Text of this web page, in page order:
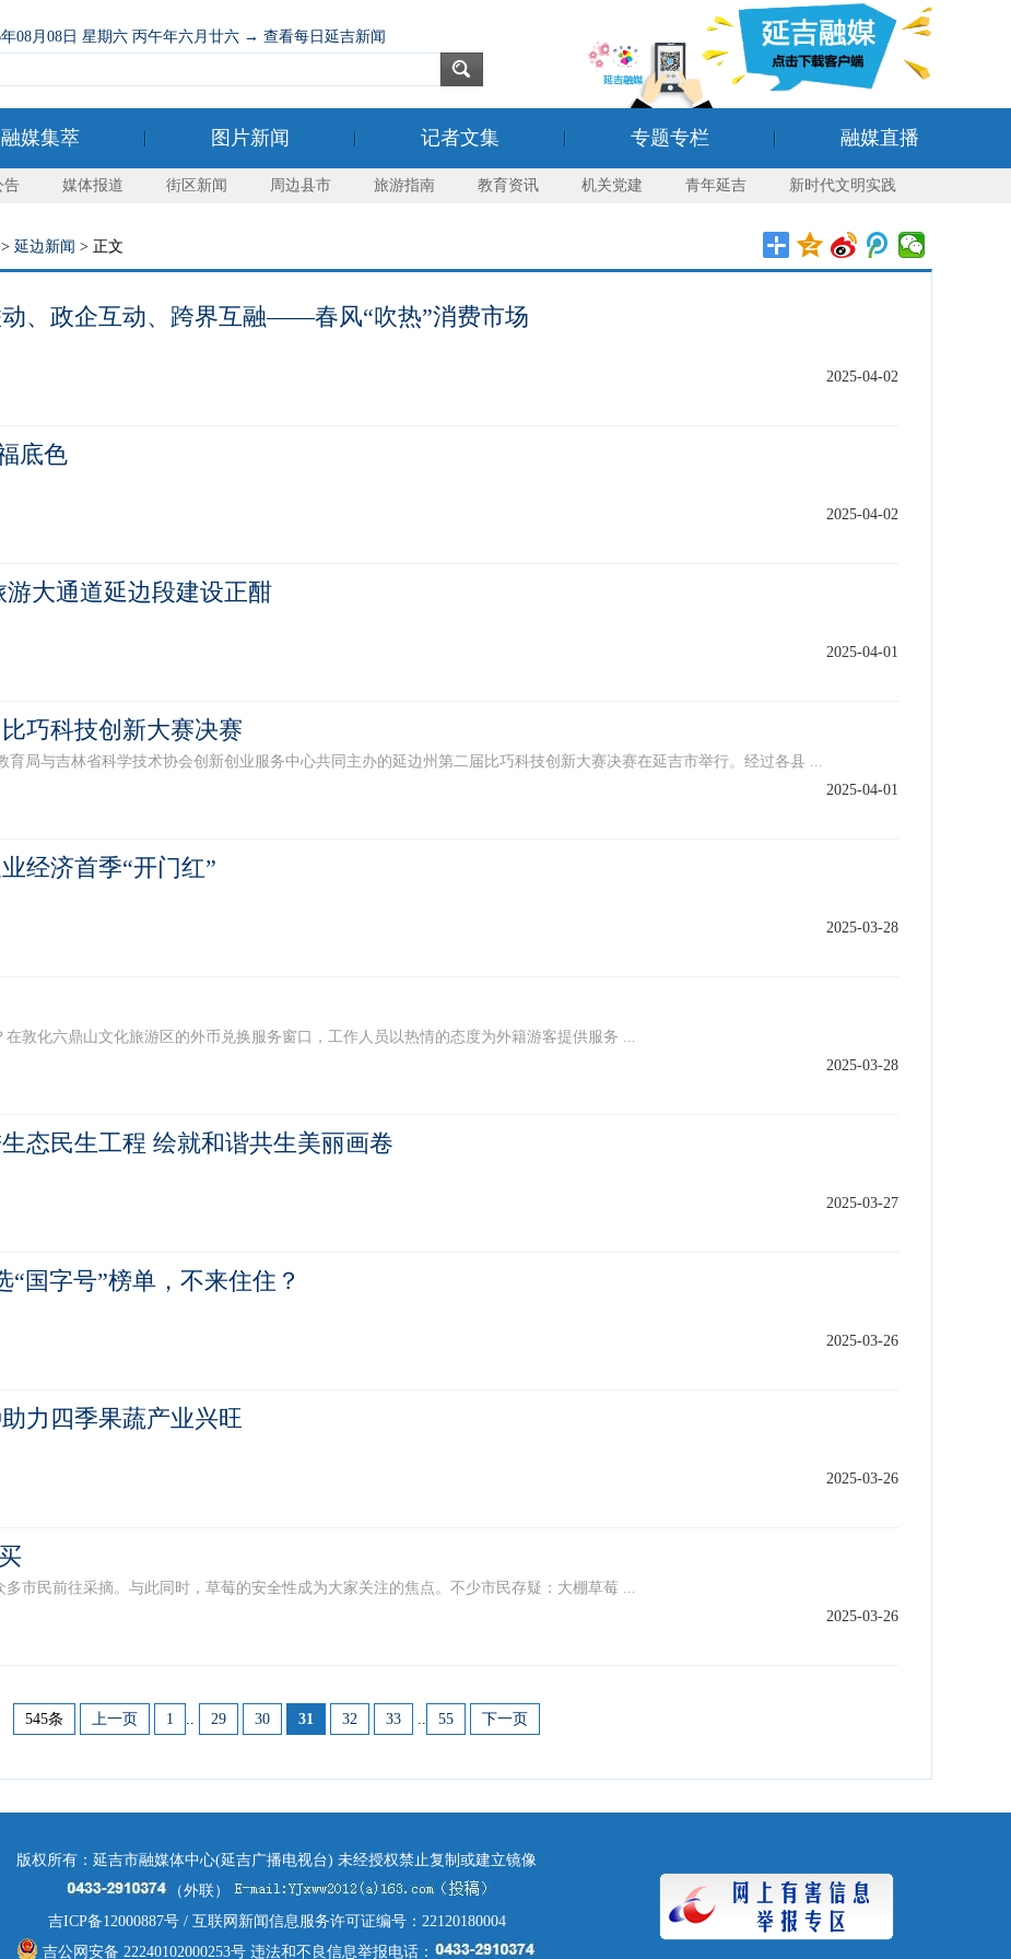
年08月08日 星期六 丙午年六月廿六 → 查看每日延吉新闻
融媒集萃 图片新闻 记者文集 专题专栏 融媒直播
告 媒体报道 街区新闻 周边县市 旅游指南 教育资讯 机关党建 青年延吉 新时代文明实践
> 延边新闻 > 正文
、政企互动、跨界互融——春风“吹热”消费市场
2025-04-02
底色
2025-04-02
游大通道延边段建设正酣
2025-04-01
巧科技创新大赛决赛
育局与吉林省科学技术协会创新创业服务中心共同主办的延边州第二届比巧科技创新大赛决赛在延吉市举行。经过各县 ...
2025-04-01
经济首季“开门红”
2025-03-28
敦化六鼎山文化旅游区的外币兑换服务窗口，工作人员以热情的态度为外籍游客提供服务 ...
2025-03-28
态民生工程 绘就和谐共生美丽画卷
2025-03-27
“国字号”榜单，不来住住？
2025-03-26
力四季果蔬产业兴旺
2025-03-26
市民前往采摘。与此同时，草莓的安全性成为大家关注的焦点。不少市民存疑：大棚草莓 ...
2025-03-26
545条 上一页 1 .. 29 30 31 32 33 .. 55 下一页
版权所有：延吉市融媒体中心(延吉广播电视台) 未经授权禁止复制或建立镜像
（外联）
吉ICP备12000887号/ 互联网新闻信息服务许可证编号：22120180004
吉公网安备 22240102000253号 违法和不良信息举报电话：